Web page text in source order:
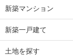
香川県綾歌郡宇多
新築マンション
新築一戸建て
土地を探す